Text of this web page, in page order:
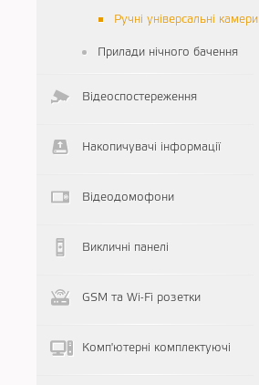
Ручні універсальні камери
Прилади нічного бачення
Відеоспостереження
Накопичувачі інформації
Відеодомофони
Викличні панелі
GSM та Wi-Fi розетки
Комп'ютерні комплектуючі